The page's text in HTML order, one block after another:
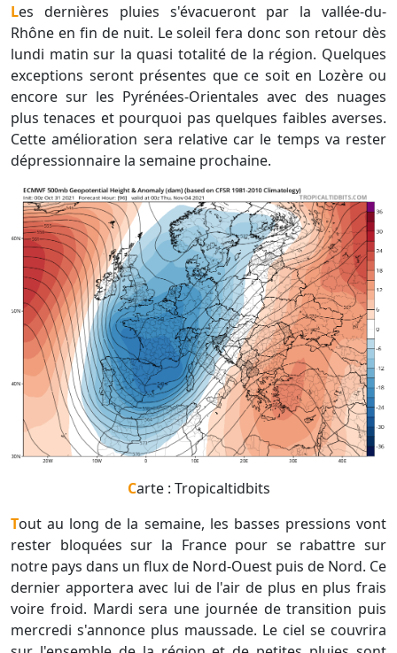
Les dernières pluies s'évacueront par la vallée-du-
Rhône en fin de nuit. Le soleil fera donc son retour dès
lundi matin sur la quasi totalité de la région. Quelques
exceptions seront présentes que ce soit en Lozère ou
encore sur les Pyrénées-Orientales avec des nuages
plus tenaces et pourquoi pas quelques faibles averses.
Cette amélioration sera relative car le temps va rester
dépressionnaire la semaine prochaine.
Carte : Tropicaltidbits
Tout au long de la semaine, les basses pressions vont
rester bloquées sur la France pour se rabattre sur
notre pays dans un flux de Nord-Ouest puis de Nord. Ce
dernier apportera avec lui de l'air de plus en plus frais
voire froid. Mardi sera une journée de transition puis
mercredi s'annonce plus maussade. Le ciel se couvrira